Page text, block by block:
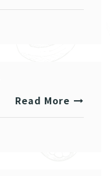
Read More